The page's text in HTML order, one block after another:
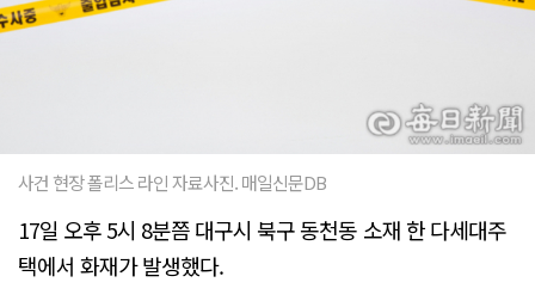
사건 현장 폴리스 라인 자료사진. 매일신문DB
17일 오후 5시 8분쯤 대구시 북구 동천동 소재 한 다세대주
택에서 화재가 발생했다.